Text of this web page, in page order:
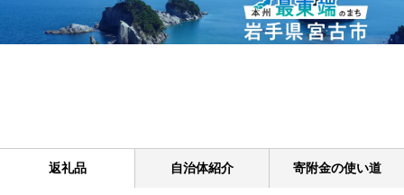
返礼品 自治体紹介 寄附金の使い道